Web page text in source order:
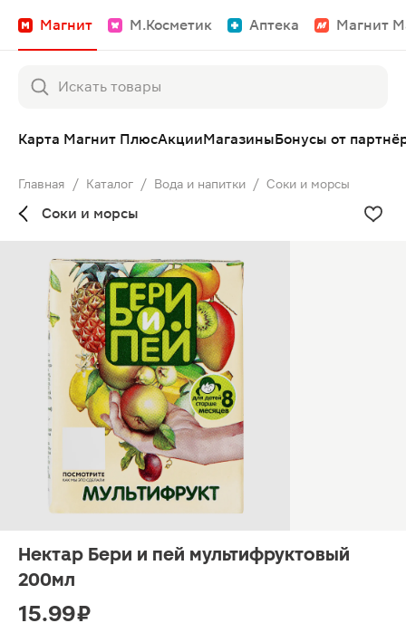
Магнит М.Косметик Аптека Магнит
Карта Магнит ПлюсАкцииМагазиныБонусы от
Главная / Каталог / Вода и напитки / Соки и морсы
Соки и морсы
Нектар Бери и пей мультифруктовый
200мл
15.99 ₽